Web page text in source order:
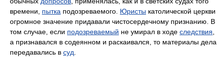
времени, пытка подозреваемого. Юристы католической церкви
огромное значение придавали чистосердечному признанию. В
том случае, если подозреваемый не умирал в ходе следствия,
а признавался в содеянном и раскаивался, то материалы дела
передавались в суд.